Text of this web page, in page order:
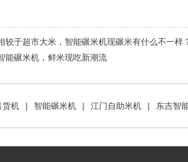
较于超市大米，智能碾米机现碾米有什么不一样
能碾米机，鲜米现吃新潮流
货机 | 智能碾米机 | 江门自助米机 | 东吉智